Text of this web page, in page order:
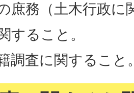
庶務（土木行政に
すること。
調査に関すること